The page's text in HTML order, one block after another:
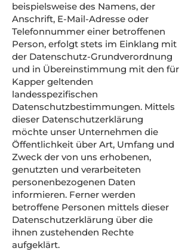
beispielsweise des Namens, der
Anschrift, E-Mail-Adresse oder
Telefonnummer einer betroffenen
Person, erfolgt stets im Einklang mit
der Datenschutz-Grundverordnung
und in Übereinstimmung mit den für
Kapper geltenden
landesspezifischen
Datenschutzbestimmungen. Mittels
dieser Datenschutzerklärung
möchte unser Unternehmen die
Öffentlichkeit über Art, Umfang und
Zweck der von uns erhobenen,
genutzten und verarbeiteten
personenbezogenen Daten
informieren. Ferner werden
betroffene Personen mittels dieser
Datenschutzerklärung über die
ihnen zustehenden Rechte
aufgeklärt.